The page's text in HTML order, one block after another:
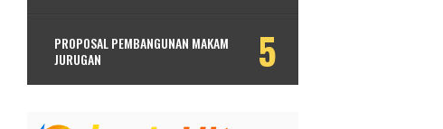
PROPOSAL PEMBANGUNAN MAKAM
JURUGAN